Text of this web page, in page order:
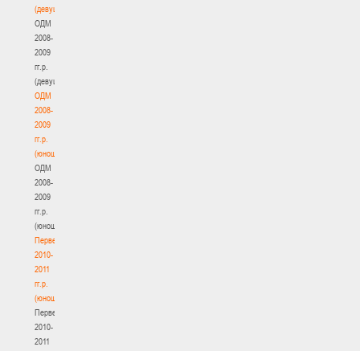
(девушки)
ОДМ
2008-
2009
гг.р.
(девушки)
ОДМ
2008-
2009
гг.р.
(юноши)
ОДМ
2008-
2009
гг.р.
(юноши)
Первенство
2010-
2011
гг.р.
(юноши)
Первенство
2010-
2011